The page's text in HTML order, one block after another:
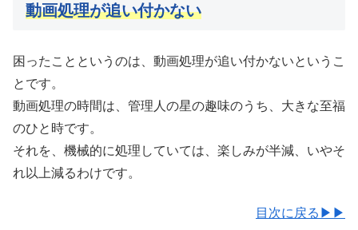
動画処理が追い付かない
困ったことというのは、動画処理が追い付かないというこ
とです。
動画処理の時間は、管理人の星の趣味のうち、大きな至福
のひと時です。
それを、機械的に処理していては、楽しみが半減、いやそ
れ以上減るわけです。
目次に戻る▶▶